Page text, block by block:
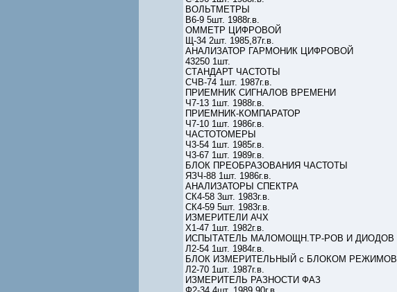
ВОЛЬТМЕТРЫ
В6-9 5шт. 1988г.в.
ОММЕТР ЦИФРОВОЙ
Щ-34 2шт. 1985,87г.в.
АНАЛИЗАТОР ГАРМОНИК ЦИФРОВОЙ
43250 1шт.
СТАНДАРТ ЧАСТОТЫ
СЧВ-74 1шт. 1987г.в.
ПРИЕМНИК СИГНАЛОВ ВРЕМЕНИ
Ч7-13 1шт. 1988г.в.
ПРИЕМНИК-КОМПАРАТОР
Ч7-10 1шт. 1986г.в.
ЧАСТОТОМЕРЫ
Ч3-54 1шт. 1985г.в.
Ч3-67 1шт. 1989г.в.
БЛОК ПРЕОБРАЗОВАНИЯ ЧАСТОТЫ
ЯЗЧ-88 1шт. 1986г.в.
АНАЛИЗАТОРЫ СПЕКТРА
СК4-58 3шт. 1983г.в.
СК4-59 5шт. 1983г.в.
ИЗМЕРИТЕЛИ АЧХ
Х1-47 1шт. 1982г.в.
ИСПЫТАТЕЛЬ МАЛОМОЩН.ТР-РОВ И ДИОДОВ
Л2-54 1шт. 1984г.в.
БЛОК ИЗМЕРИТЕЛЬНЫЙ с БЛОКОМ РЕЖИМОВ
Л2-70 1шт. 1987г.в.
ИЗМЕРИТЕЛЬ РАЗНОСТИ ФАЗ